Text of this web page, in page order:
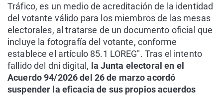
Tráfico, es un medio de acreditación de la identidad
del votante válido para los miembros de las mesas
electorales, al tratarse de un documento oficial que
incluye la fotografía del votante, conforme
establece el artículo 85.1 LOREG". Tras el intento
fallido del dni digital, la Junta electoral en el
Acuerdo 94/2026 del 26 de marzo acordó
suspender la eficacia de sus propios acuerdos